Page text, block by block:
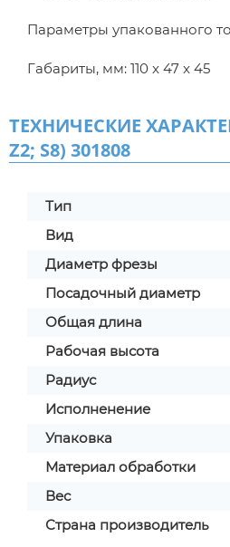
Параметры упакованного
Габариты, мм: 110 x 47 x 45
ТЕХНИЧЕСКИЕ
Z2; S8) 301808
Тип
Вид
Диаметр фрезы
Посадочный диаметр
Общая длина
Рабочая высота
Радиус
Исполненение
Упаковка
Материал обработки
Вес
Страна производитель